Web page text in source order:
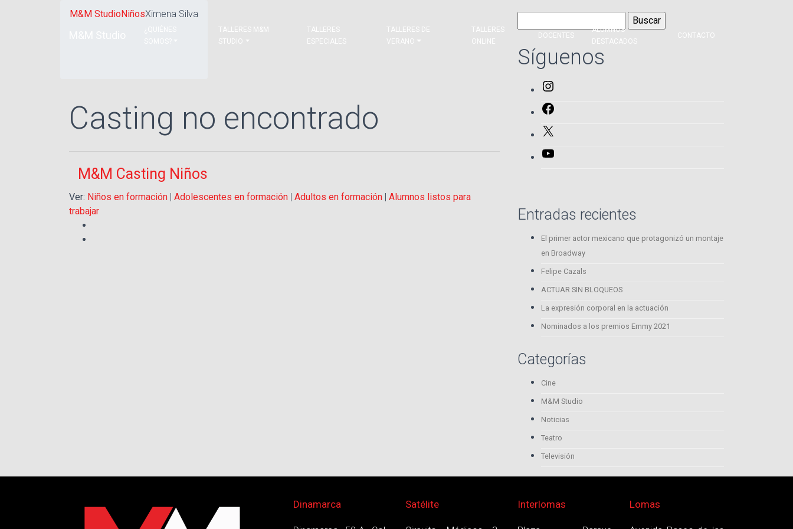
TALLERES M&M
STUDIO
TALLERES
ESPECIALES
TALLERES DE
VERANO
TALLERES
ONLINE
DOCENTES
ALUMNOS
DESTACADOS
CONTACTO
M&M StudioNiñosXimena Silva
Casting no encontrado
M&M Casting Niños
Ver: Niños en formación | Adolescentes en formación | Adultos en formación | Alumnos listos para
trabajar
Buscar:
Síguenos
Entradas recientes
El primer actor mexicano que protagonizó un montaje
en Broadway
Felipe Cazals
ACTUAR SIN BLOQUEOS
La expresión corporal en la actuación
Nominados a los premios Emmy 2021
Categorías
Cine
M&M Studio
Noticias
Teatro
Televisión
Dinamarca Satélite Interlomas Lomas